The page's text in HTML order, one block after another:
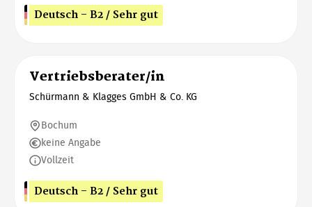
Deutsch - B2 / Sehr gut
Vertriebsberater/in
Schürmann & Klagges GmbH & Co. KG
Bochum
keine Angabe
Vollzeit
Deutsch - B2 / Sehr gut